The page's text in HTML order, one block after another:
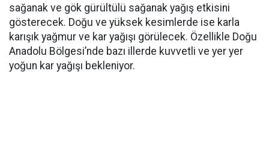
sağanak ve gök gürültülü sağanak yağış etkisini
gösterecek. Doğu ve yüksek kesimlerde ise karla
karışık yağmur ve kar yağışı görülecek. Özellikle Doğu
Anadolu Bölgesi’nde bazı illerde kuvvetli ve yer yer
yoğun kar yağışı bekleniyor.